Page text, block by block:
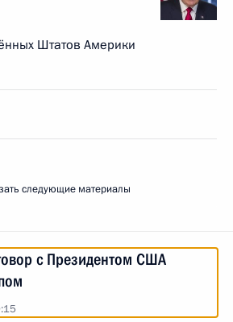
Штатов Америки
следующие материалы
с Президентом США